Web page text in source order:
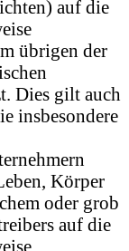
auf die
übrigen der
Dies gilt auch
insbesondere
Körper
oder grob
auf die